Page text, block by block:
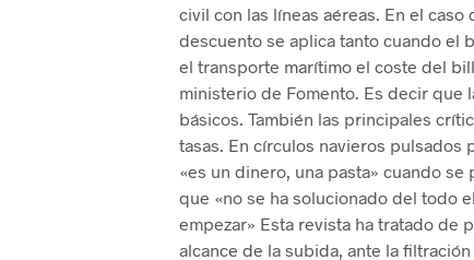
civil con las líneas aéreas. En el
descuento se aplica tanto cuando el
el transporte marítimo el coste del
ministerio de Fomento. Es decir que
básicos. También las principales
tasas. En círculos navieros pulsados
«es un dinero, una pasta» cuando
que «no se ha solucionado del todo
empezar» Esta revista ha tratado de
alcance de la subida, ante la